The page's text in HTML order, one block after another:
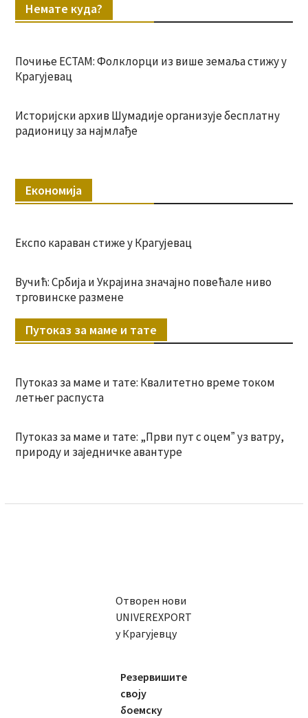
Немате куда?
Почиње ЕСТАМ: Фолклорци из више земаља стижу у
Крагујевац
Историјски архив Шумадије организује бесплатну
радионицу за најмлађе
Економија
Експо караван стиже у Крагујевац
Вучић: Србија и Украјина значајно повећале ниво
трговинске размене
Путоказ за маме и тате
Путоказ за маме и тате: Квалитетно време током
летњег распуста
Путоказ за маме и тате: „Први пут с оцемˮ уз ватру,
природу и заједничке авантуре
Отворен нови
UNIVEREXPORT
у Крагујевцу
Резервишите
своју
боемску